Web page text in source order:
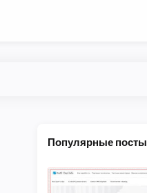
Популярные посты